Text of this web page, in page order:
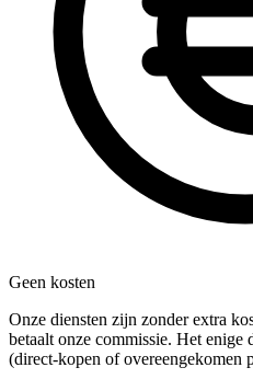
Geen kosten
Onze diensten zijn zonder extra
betaalt onze commissie. Het enige
(direct-kopen of overeengekomen